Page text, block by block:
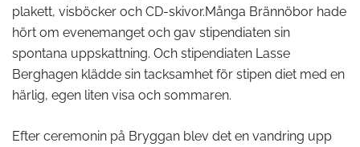
plakett, visböcker och CD-skivor.Många Brännöbor hade
hört om evenemanget och gav stipendiaten sin
spontana uppskattning. Och stipendiaten Lasse
Berghagen klädde sin tacksamhet för stipen diet med en
härlig, egen liten visa och sommaren.
Efter ceremonin på Bryggan blev det en vandring upp